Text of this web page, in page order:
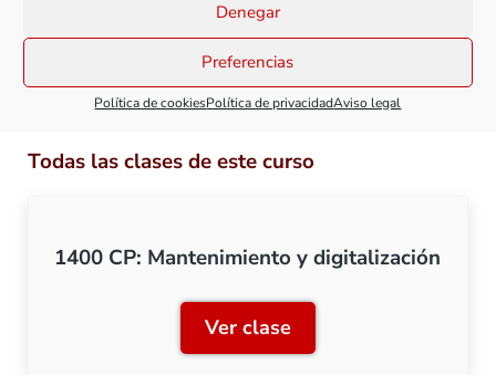
Denegar
Preferencias
Política de cookiesPolítica de privacidadAviso legal
característico de los colores de este modelo.
Todas las clases de este curso
1400 CP: Mantenimiento y digitalización
Ver clase1400 CP: Mantenimiento